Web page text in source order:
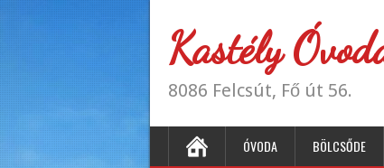
Kastély
8086 Felcsút, Fő út 56.
ÓVODA BÖLCSŐDE